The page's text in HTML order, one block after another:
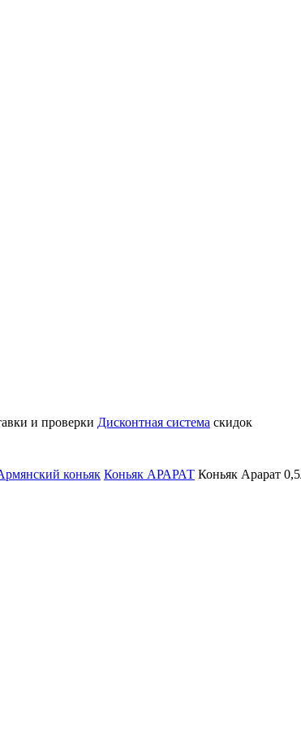
и проверки Дисконтная система скидок
коньяк Коньяк АРАРАТ Коньяк Арарат